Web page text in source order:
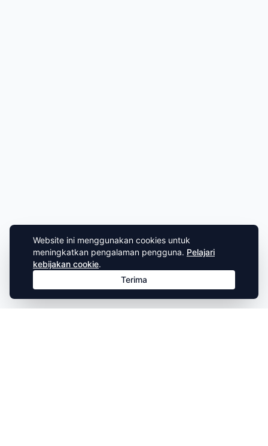
Website ini menggunakan cookies untuk
meningkatkan pengalaman pengguna. Pelajari
kebijakan cookie.
Terima